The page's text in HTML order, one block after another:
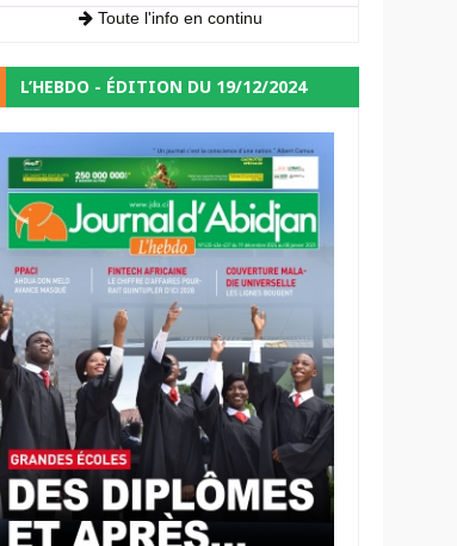
Toute l'info en continu
L’HEBDO - ÉDITION DU 19/12/2024